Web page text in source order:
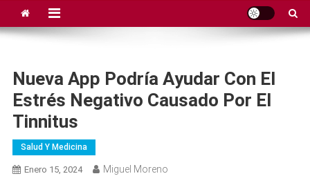
Nueva App Podría Ayudar Con El
Estrés Negativo Causado Por El
Tinnitus
Salud Y Medicina
Enero 15, 2024 Miguel Moreno